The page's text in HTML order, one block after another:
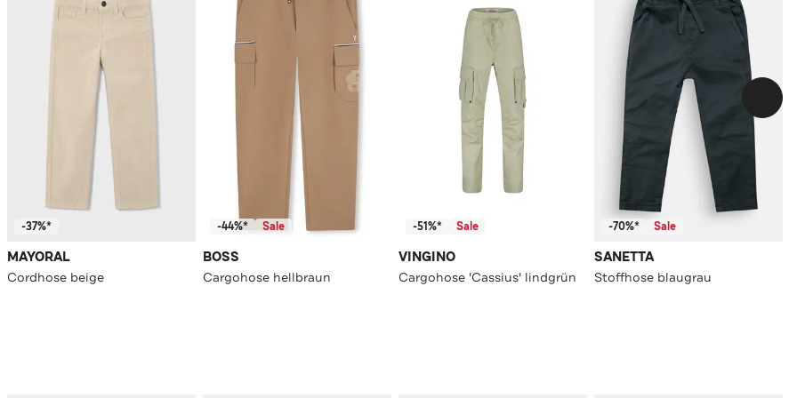
-37%*
MAYORAL
Cordhose beige
-44%* Sale
BOSS
Cargohose hellbraun
-51%* Sale
VINGINO
Cargohose 'Cassius' lindgrün
-70%* Sale
SANETTA
Stoffhose blaugrau